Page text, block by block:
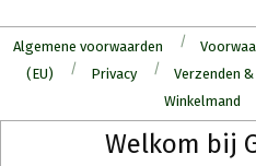
Algemene voorwaarden
(EU)
Privacy Verzenden
Winkelmand
Welkom bij